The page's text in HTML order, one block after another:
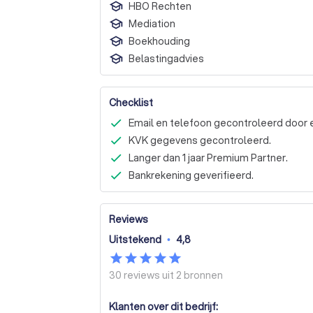
HBO Rechten
Mediation
Boekhouding
Belastingadvies
Checklist
Email en telefoon gecontroleerd door
KVK gegevens gecontroleerd.
Langer dan 1 jaar Premium Partner.
Bankrekening geverifieerd.
Reviews
Uitstekend • 4,8
30 reviews uit 2 bronnen
Klanten over dit bedrijf: